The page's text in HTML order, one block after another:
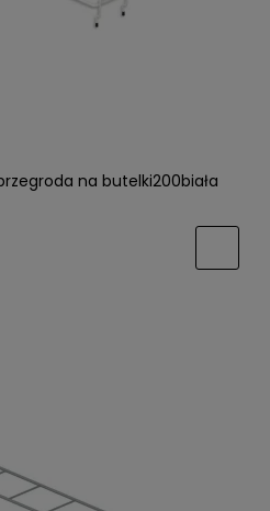
na butelki200biała